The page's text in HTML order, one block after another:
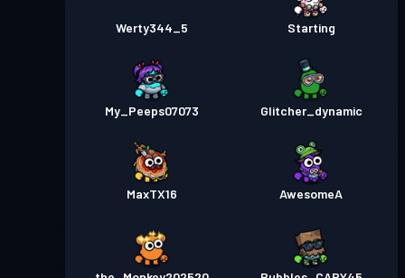
Werty344_5 Starting
My_Peeps07073 Glitcher_dynamic
MaxTX16 AwesomeA